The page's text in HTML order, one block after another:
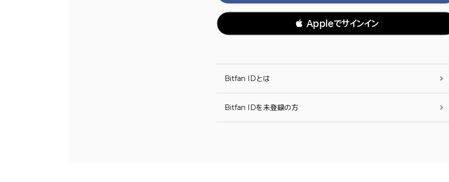
 Appleでサインイン
Bitfan IDとは
Bitfan IDを未登録の方